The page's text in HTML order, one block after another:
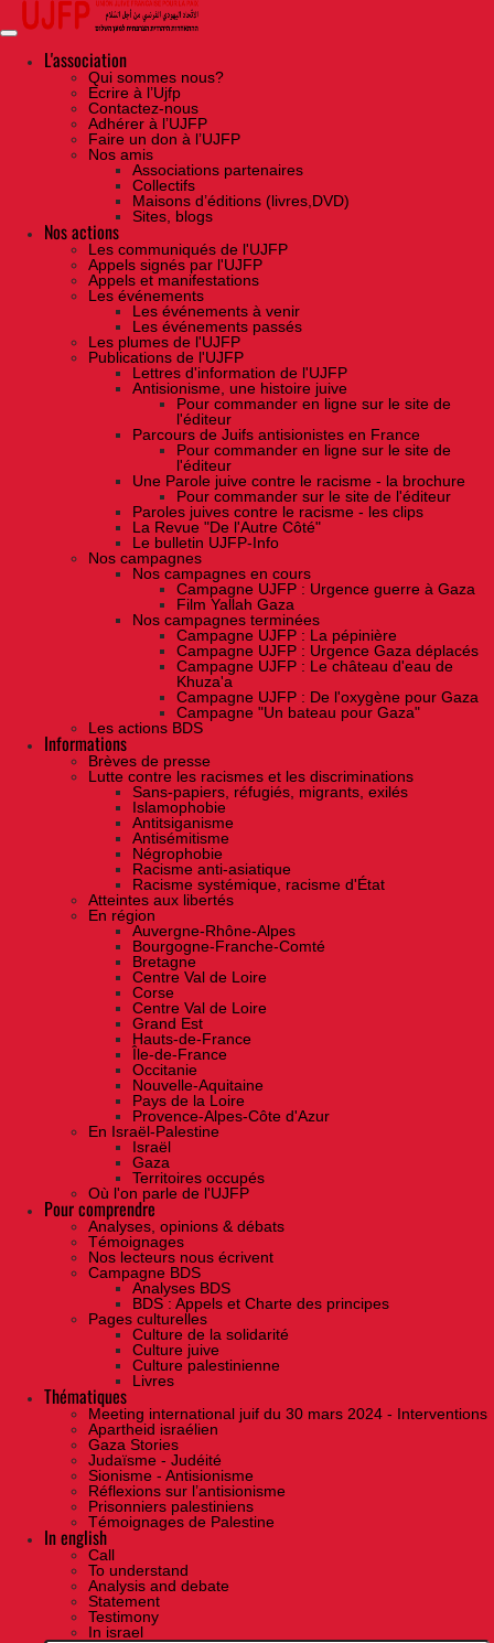
Skip
the
contentL'association
Qui sommes nous?
Ecrire à l’Ujfp
Contactez-nous
Adhérer à l’UJFP
Faire un don à l’UJFP
Nos amis
Associations partenaires
Collectifs
Maisons d’éditions (livres,DVD)
Sites, blogs
Nos actions
Les communiqués de l'UJFP
Appels signés par l'UJFP
Appels et manifestations
Les événements
Les événements à venir
Les événements passés
Les plumes de l'UJFP
Publications de l'UJFP
Lettres d'information de l'UJFP
Antisionisme, une histoire juive
Pour commander en ligne sur le site de
l'éditeur
Parcours de Juifs antisionistes en France
Pour commander en ligne sur le site de
l'éditeur
Une Parole juive contre le racisme - la brochure
Pour commander sur le site de l'éditeur
Paroles juives contre le racisme - les clips
La Revue "De l'Autre Côté"
Le bulletin UJFP-Info
Nos campagnes
Nos campagnes en cours
Campagne UJFP : Urgence guerre à Gaza
Film Yallah Gaza
Nos campagnes terminées
Campagne UJFP : La pépinière
Campagne UJFP : Urgence Gaza déplacés
Campagne UJFP : Le château d'eau de
Khuza'a
Campagne UJFP : De l'oxygène pour Gaza
Campagne "Un bateau pour Gaza"
Les actions BDS
Informations
Brèves de presse
Lutte contre les racismes et les discriminations
Sans-papiers, réfugiés, migrants, exilés
Islamophobie
Antitsiganisme
Antisémitisme
Négrophobie
Racisme anti-asiatique
Racisme systémique, racisme d'État
Atteintes aux libertés
En région
Auvergne-Rhône-Alpes
Bourgogne-Franche-Comté
Bretagne
Centre Val de Loire
Corse
Centre Val de Loire
Grand Est
Hauts-de-France
Île-de-France
Occitanie
Nouvelle-Aquitaine
Pays de la Loire
Provence-Alpes-Côte d'Azur
En Israël-Palestine
Israël
Gaza
Territoires occupés
Où l'on parle de l'UJFP
Pour comprendre
Analyses, opinions & débats
Témoignages
Nos lecteurs nous écrivent
Campagne BDS
Analyses BDS
BDS : Appels et Charte des principes
Pages culturelles
Culture de la solidarité
Culture juive
Culture palestinienne
Livres
Thématiques
Meeting international juif du 30 mars 2024 - Interventions
Apartheid israélien
Gaza Stories
Judaïsme - Judéité
Sionisme - Antisionisme
Réflexions sur l’antisionisme
Prisonniers palestiniens
Témoignages de Palestine
In english
Call
To understand
Analysis and debate
Statement
Testimony
In israel